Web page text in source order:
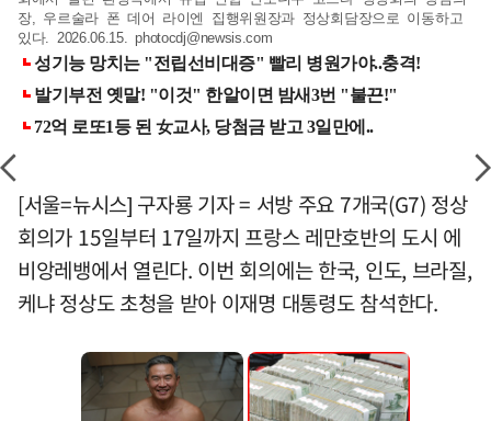
장, 우르술라 폰 데어 라이엔 집행위원장과 정상회담장으로 이동하고
있다. 2026.06.15.photocdj@newsis.com
[서울=뉴시스] 구자룡 기자 = 서방 주요 7개국(G7) 정상
회의가 15일부터 17일까지 프랑스 레만호반의 도시 에
비앙레뱅에서 열린다. 이번 회의에는 한국, 인도, 브라질,
케냐 정상도 초청을 받아 이재명 대통령도 참석한다.